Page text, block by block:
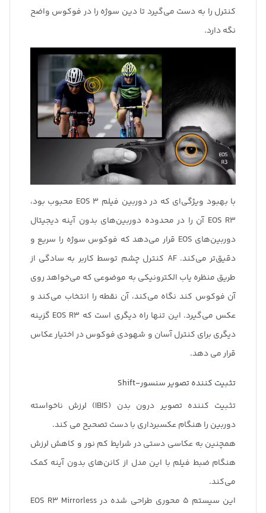
کنترل را به دست می‌گیرد تا دین سوژه را در فوکوس واضح
نگه دارد.
با بهبود ویژگی‌ای که در دوربین فیلم EOS 3 محبوب بود،
EOS R3 آن را در محدوده دوربین‌های بدون آینه دیجیتال
دوربین‌های EOS قرار می‌دهد که فوکوس سوژه را سریع و
دقیق‌تر می‌کند. AF کنترل چشم توسط کاربر به سادگی از
طریق منظره یاب الکترونیکی به موضوعی که می‌خواهد روی
آن فوکوس کند نگاه می‌کند، آن نقطه را انتخاب می‌کند و
عکس می‌گیرد. این تنها راه دیگری است که EOS R3 گزینه
دیگری برای کنترل آسان و شهودی فوکوس در اختیار عکاس
قرار می دهد.
تثبیت کننده تصویر سنسور-Shift
تثبیت کننده تصویر درون بدن (IBIS) لرزش ناخواسته
دوربین را هنگام عکسبرداری با دست تصحیح می کند.
همچنین به عکاسی دستی در شرایط کم نور و کاهش لرزش
هنگام ضبط فیلم با این مدل از کانن‌های بدون آینه کمک
می‌کند.
این سیستم 5 محوری طراحی شده در EOS R3 Mirrorless